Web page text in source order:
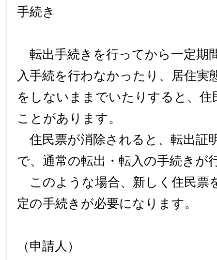
手続き
転出手続きを行ってから一定期
入手続を行わなかったり、居住実
をしないままでいたりすると、
ことがあります。
住民票が消除されると、転出証
で、通常の転出・転入の手続きが
このような場合、新しく住民票
定の手続きが必要になります。
（申請人）